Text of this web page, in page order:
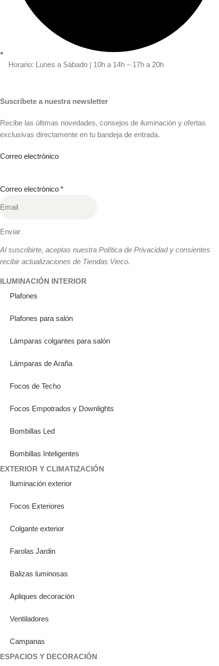
Horario: Lunes a Sábado | 10h a 14h – 17h a 20h
Suscríbete a nuestra newsletter
Recibe las últimas novedades, consejos de iluminación y ofertas
exclusivas directamente en tu bandeja de entrada.
Correo electrónico
Correo electrónico *
Enviar
Al suscribirte, aceptas nuestra Política de Privacidad y consientes
recibir actualizaciones de Tiendas Vieco.
ILUMINACIÓN INTERIOR
Plafones
Plafones para salón
Lámparas colgantes para salón
Lámparas de Araña
Focos de Techo
Focos Empotrados y Downlights
Bombillas Led
Bombillas Inteligentes
EXTERIOR Y CLIMATIZACIÓN
Iluminación exterior
Focos Exteriores
Colgante exterior
Farolas Jardin
Balizas luminosas
Apliques decoración
Ventiladores
Campanas
ESPACIOS Y DECORACIÓN